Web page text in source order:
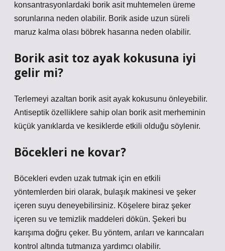
konsantrasyonlardaki borik asit muhtemelen üreme
sorunlarına neden olabilir. Borik aside uzun süreli
maruz kalma olası böbrek hasarına neden olabilir.
Borik asit toz ayak kokusuna iyi
gelir mi?
Terlemeyi azaltan borik asit ayak kokusunu önleyebilir.
Antiseptik özelliklere sahip olan borik asit merheminin
küçük yanıklarda ve kesiklerde etkili olduğu söylenir.
Böcekleri ne kovar?
Böcekleri evden uzak tutmak için en etkili
yöntemlerden biri olarak, bulaşık makinesi ve şeker
içeren suyu deneyebilirsiniz. Köşelere biraz şeker
içeren su ve temizlik maddeleri dökün. Şekeri bu
karışıma doğru çeker. Bu yöntem, arıları ve karıncaları
kontrol altında tutmanıza yardımcı olabilir.